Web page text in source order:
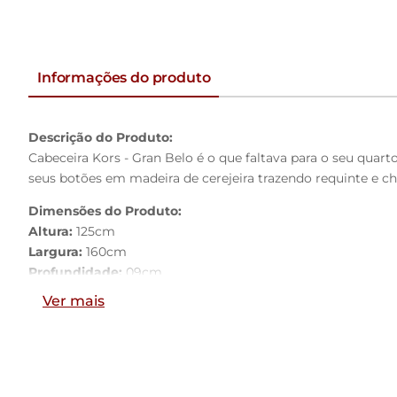
Informações do produto
Descrição do Produto:
Cabeceira Kors - Gran Belo é o que faltava para o seu
seus botões em madeira de cerejeira trazendo requinte e
Dimensões do Produto:
Altura: 125cm
Largura: 160cm
Profundidade: 09cm
Características do Produto:
Ver mais